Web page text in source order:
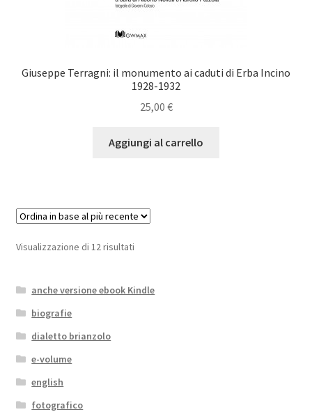
Giuseppe Terragni: il monumento ai caduti di Erba Incino
1928-1932
25,00 €
Aggiungi al carrello
Visualizzazione di 12 risultatiOrdina
al
anche versione ebook Kindle
biografie
dialetto brianzolo
e-volume
english
fotografico